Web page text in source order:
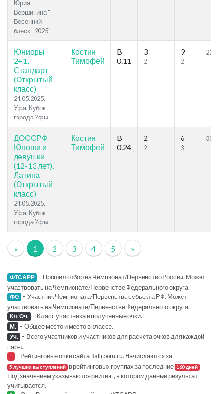
Юрия
Вершинина "
Весенний
блеск - 2025"
Юниоры
2+1,
Стандарт
(Открытый
класс)
24.05.2025,
Уфа, Кубок
города Уфы
Костин
Тимофей
B
0.11
3
2
9
2
ДОССРФ
Юноши и
девушки
(12-13 лет),
Латина
(Открытый
класс)
24.05.2025,
Уфа, Кубок
города Уфы
Костин
Тимофей
B
0.24
2
2
6
3
30.8
« 1 2 3 4 5 »
ФТСАРР - Прошел отбор на Чемпионат/Первенство России. Может
участвовать на Чемпионате/Первенстве Федерального округа.
ФО - Участник Чемпионата/Первенства субьекта РФ. Может
участвовать на Чемпионате/Первенстве Федерального округа.
Кл. Оч. - Класс участника и полученные очки.
М. - Общее место и место в классе.
Уч. - Всего участников и участников для расчета очков для каждой
пары.
* - Рейтинговые очки сайта Ballroom.ru. Начисляются за
5 лучших выступлений в рейтинговых группах за последние 160 дней .
Под значением указываются рейтинг, в котором данный результат
учитывается.